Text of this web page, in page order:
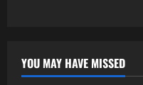
YOU MAY HAVE MISSED